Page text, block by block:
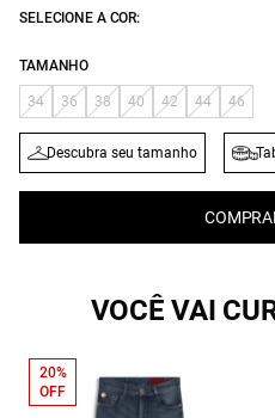
SELECIONE A COR:
TAMANHO
34 36 38 40 42 44 46
Descubra seu tamanho
VOCÊ VAI
20%
OFF